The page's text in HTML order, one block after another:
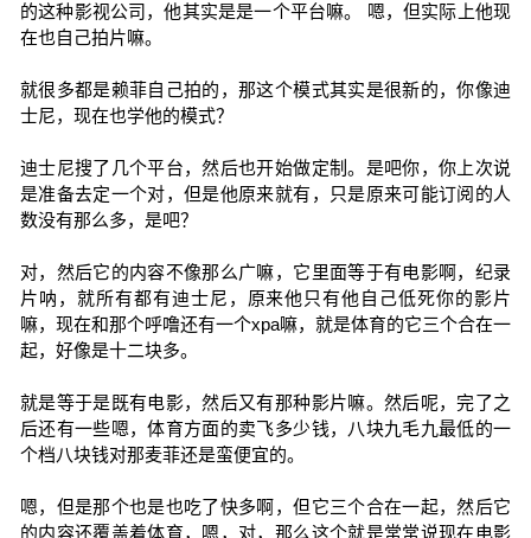
的这种影视公司，他其实是是一个平台嘛。 嗯，但实际上他现
在也自己拍片嘛。
就很多都是赖菲自己拍的，那这个模式其实是很新的，你像迪
士尼，现在也学他的模式？
迪士尼搜了几个平台，然后也开始做定制。是吧你，你上次说
是准备去定一个对，但是他原来就有，只是原来可能订阅的人
数没有那么多，是吧？
对，然后它的内容不像那么广嘛，它里面等于有电影啊，纪录
片呐，就所有都有迪士尼，原来他只有他自己低死你的影片
嘛，现在和那个呼噜还有一个xpa嘛，就是体育的它三个合在一
起，好像是十二块多。
就是等于是既有电影，然后又有那种影片嘛。然后呢，完了之
后还有一些嗯，体育方面的卖飞多少钱，八块九毛九最低的一
个档八块钱对那麦菲还是蛮便宜的。
嗯，但是那个也是也吃了快多啊，但它三个合在一起，然后它
的内容还覆盖着体育，嗯，对，那么这个就是常常说现在电影